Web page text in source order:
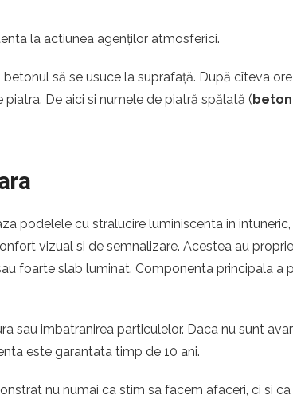
la actiunea agenților atmosferici.
să se usuce la suprafață. După cîteva
De aici si numele de piatră spălată (
podelele cu stralucire luminiscenta in
vizual si de semnalizare. Acestea au
foarte slab luminat. Componenta principala
sau imbatranirea particulelor. Daca nu sunt
este garantata timp de 10 ani.
nu numai ca stim sa facem afaceri, ci si